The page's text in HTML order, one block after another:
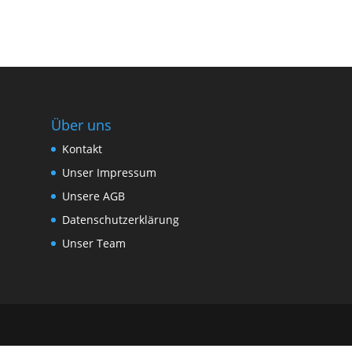
Über uns
Kontakt
Unser Impressum
Unsere AGB
Datenschutzerklärung
Unser Team